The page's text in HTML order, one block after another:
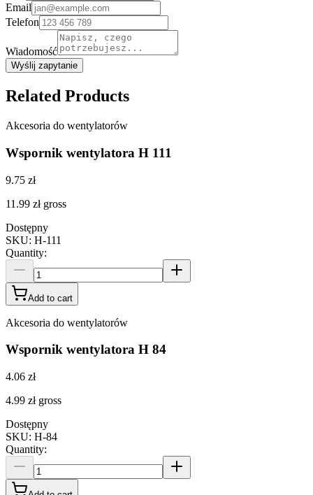
Email
Telefon
Wiadomość
Wyślij zapytanie
Related Products
Akcesoria do wentylatorów
Wspornik wentylatora H 111
9.75 zł
11.99 zł gross
Dostępny
SKU: H-111
Quantity:
Add to cart
Akcesoria do wentylatorów
Wspornik wentylatora H 84
4.06 zł
4.99 zł gross
Dostępny
SKU: H-84
Quantity: